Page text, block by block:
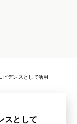
ビデンスとして活用
スとして